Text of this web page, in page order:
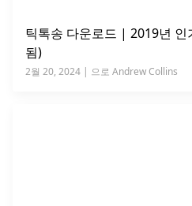
틱톡송 다운로드 | 2019년 인
됨)
2월 20, 2024 | 으로 Andrew Collins